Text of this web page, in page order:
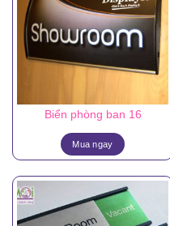
Biển phòng ban 16
Mua ngay